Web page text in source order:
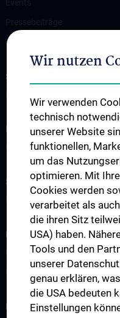
Kontakt
SUPPORT C³NMH!
INFORMATIONEN FÜR
Leistungen
STUDIUM, AUS- UND
Doktoratsprogramme
FORSCHUNG
Forschungsprojekte
NEWSLETTER
Wir nutzen
Wir verwenden
technisch
unserer Website
funktionellen,
um das
optimieren. Mit
Cookies werden
verarbeitet als
die ihren Sitz
USA) haben.
Tools und den
unserer
genau erklären,
die USA bedeuten
Einstellungen